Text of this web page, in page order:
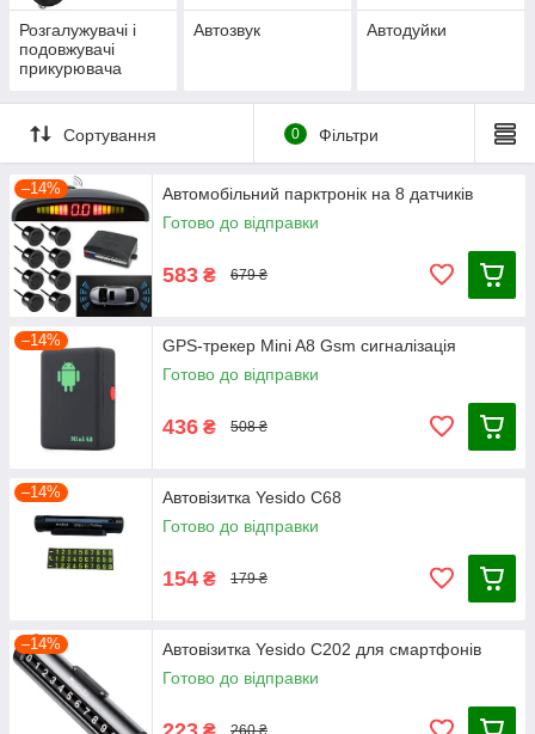
Розгалужувачі і
подовжувачі
прикурювача
Автозвук Автодуйки
Сортування 0 Фільтри
–14%
Автомобільний парктронік на 8 датчиків
Готово до відправки
583 ₴ 679 ₴
–14%
GPS-трекер Mini A8 Gsm сигналізація
Готово до відправки
436 ₴ 508 ₴
–14%
Автовізитка Yesido C68
Готово до відправки
154 ₴ 179 ₴
–14%
Автовізитка Yesido C202 для смартфонів
Готово до відправки